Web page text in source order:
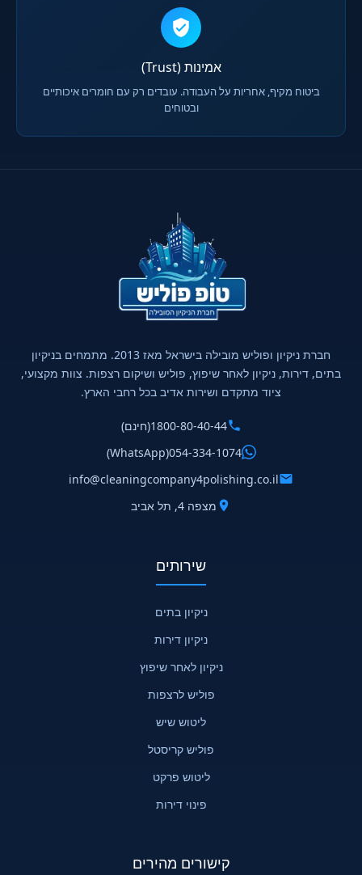
אמינות (Trust)
ביטוח מקיף, אחריות על העבודה. עובדים רק עם חומרים איכותיים
ובטוחים
חברת ניקיון ופוליש מובילה בישראל מאז 2013. מתמחים בניקיון
בתים, דירות, ניקיון לאחר שיפוץ, פוליש ושיקום רצפות. צוות מקצועי,
ציוד מתקדם ושירות אדיב בכל רחבי הארץ.
1800-80-40-44(חינם)
054-334-1074
(WhatsApp)
info@cleaningcompany4polishing.co.il
מצפה 4, תל אביב
שירותים
ניקיון בתים
ניקיון דירות
ניקיון לאחר שיפוץ
פוליש לרצפות
ליטוש שיש
פוליש קריסטל
ליטוש פרקט
פינוי דירות
קישורים מהירים